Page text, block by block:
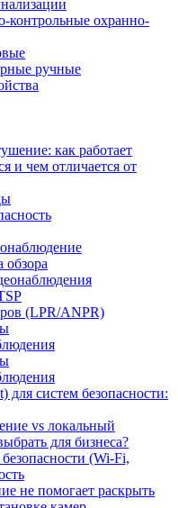
охранно-
ручные
как работает
и чем отличается от
обзора
(LPR/ANPR)
для систем безопасности:
vs локальный
для бизнеса?
(Wi-Fi,
не помогает раскрыть